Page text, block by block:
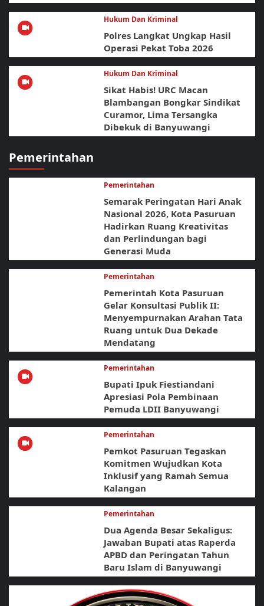
Hukum Dan Kriminal
Polres Langkat Ungkap Hasil
Operasi Pekat Toba 2026
Hukum Dan Kriminal
Sikat Habis! URC Macan
Blambangan Bongkar Sindikat
Curamor, Lima Tersangka
Dibekuk di Banyuwangi
Pemerintahan
Pemerintahan
Semarak Peringatan Hari Anak
Nasional 2026, Kota Pasuruan
Hadirkan Ruang Kreativitas
dan Perlindungan bagi
Generasi Muda
Pemerintahan
Pemerintah Kota Pasuruan
Gelar Konsultasi Publik II:
Menyempurnakan Arahan Tata
Ruang untuk Dua Dekade
Mendatang
Pemerintahan
Bupati Ipuk Fiestiandani
Apresiasi Pola Pembinaan
Pemuda LDII Banyuwangi
Pemerintahan
Pemkot Pasuruan Tegaskan
Komitmen Wujudkan Kota
Inklusif yang Ramah Semua
Kalangan
Pemerintahan
Dua Agenda Besar Sekaligus:
Jawaban Bupati atas Raperda
APBD dan Peringatan Tahun
Baru Islam di Banyuwangi